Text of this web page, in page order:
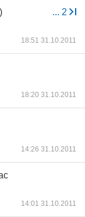
... 2
18:51 31.10.2011
18:20 31.10.2011
14:26 31.10.2011
14:01 31.10.2011